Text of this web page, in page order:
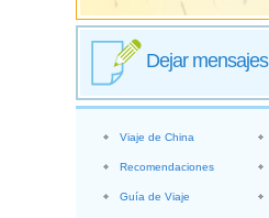
Dejar mensajes
Viaje de China
Recomendaciones
Guía de Viaje